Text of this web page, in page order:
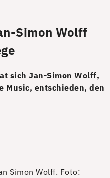
Simon Wolff
sich Jan-Simon Wolff,
Music, entschieden, den
Simon Wolff. Foto: